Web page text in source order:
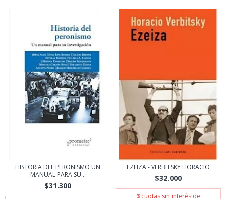
HISTORIA DEL PERONISMO UN
MANUAL PARA SU...
$31.300
EZEIZA - VERBITSKY HORACIO
$32.000
3 cuotas sin interés de